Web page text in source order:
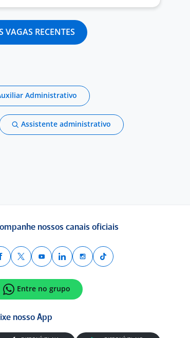
VAGAS RECENTES
Administrativo
Assistente administrativo
nossos canais oficiais
Entre no grupo
nosso App